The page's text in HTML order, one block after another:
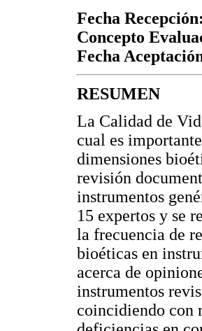
Fecha
Concepto
Fecha
RESUMEN
La Calidad de
cual es
dimensiones
revisión
instrumentos
15 expertos y se
la frecuencia de
bioéticas en
acerca de
instrumentos
coincidiendo con